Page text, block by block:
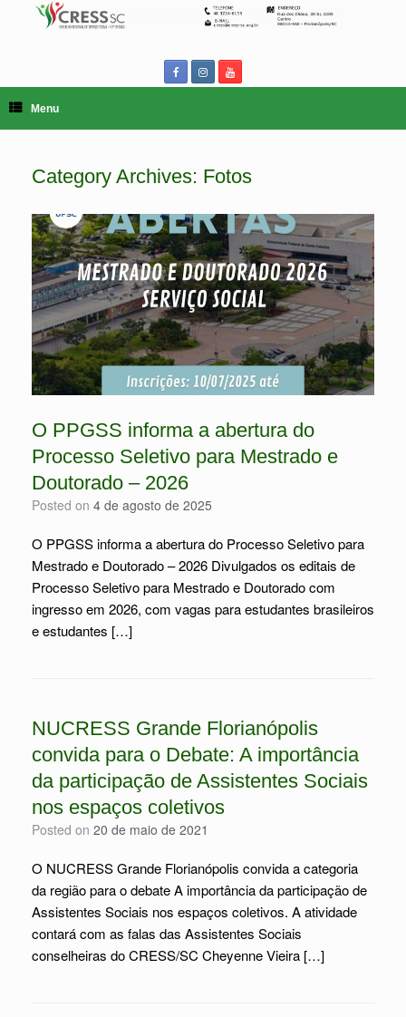
Menu
Category Archives: Fotos
O PPGSS informa a abertura do
Processo Seletivo para Mestrado e
Doutorado – 2026
Posted on 4 de agosto de 2025
O PPGSS informa a abertura do Processo Seletivo para
Mestrado e Doutorado – 2026 Divulgados os editais de
Processo Seletivo para Mestrado e Doutorado com
ingresso em 2026, com vagas para estudantes brasileiros
e estudantes […]
NUCRESS Grande Florianópolis
convida para o Debate: A importância
da participação de Assistentes Sociais
nos espaços coletivos
Posted on 20 de maio de 2021
O NUCRESS Grande Florianópolis convida a categoria
da região para o debate A importância da participação de
Assistentes Sociais nos espaços coletivos. A atividade
contará com as falas das Assistentes Sociais
conselheiras do CRESS/SC Cheyenne Vieira […]